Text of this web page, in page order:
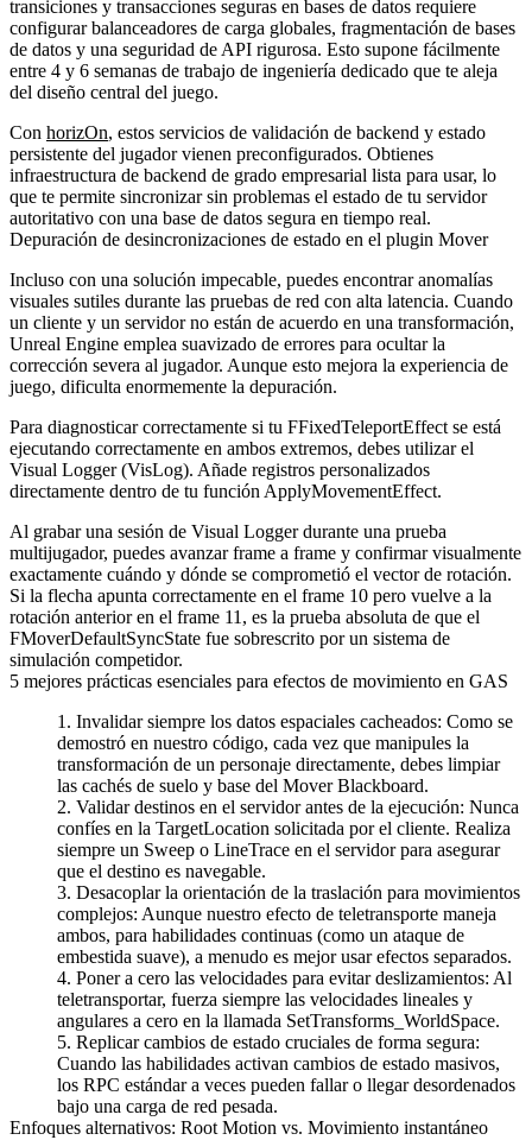
transiciones y transacciones seguras en bases de datos requiere
configurar balanceadores de carga globales, fragmentación de bases
de datos y una seguridad de API rigurosa. Esto supone fácilmente
entre 4 y 6 semanas de trabajo de ingeniería dedicado que te aleja
del diseño central del juego.
Con horizOn, estos servicios de validación de backend y estado
persistente del jugador vienen preconfigurados. Obtienes
infraestructura de backend de grado empresarial lista para usar, lo
que te permite sincronizar sin problemas el estado de tu servidor
autoritativo con una base de datos segura en tiempo real.
Depuración de desincronizaciones de estado en el plugin Mover
Incluso con una solución impecable, puedes encontrar anomalías
visuales sutiles durante las pruebas de red con alta latencia. Cuando
un cliente y un servidor no están de acuerdo en una transformación,
Unreal Engine emplea suavizado de errores para ocultar la
corrección severa al jugador. Aunque esto mejora la experiencia de
juego, dificulta enormemente la depuración.
Para diagnosticar correctamente si tu FFixedTeleportEffectse está
ejecutando correctamente en ambos extremos, debes utilizar el
Visual Logger (VisLog). Añade registros personalizados
directamente dentro de tu funciónApplyMovementEffect.
Al grabar una sesión de Visual Logger durante una prueba
multijugador, puedes avanzar frame a frame y confirmar visualmente
exactamente cuándo y dónde se comprometió el vector de rotación.
Si la flecha apunta correctamente en el frame 10 pero vuelve a la
rotación anterior en el frame 11, es la prueba absoluta de que el
FMoverDefaultSyncState fue sobrescrito por un sistema de
simulación competidor.
5 mejores prácticas esenciales para efectos de movimiento en GAS
Invalidar siempre los datos espaciales cacheados: Como se
demostró en nuestro código, cada vez que manipules la
transformación de un personaje directamente, debes limpiar
las cachés de suelo y base del Mover Blackboard.
Validar destinos en el servidor antes de la ejecución: Nunca
confíes en la TargetLocation solicitada por el cliente. Realiza
siempre un Sweep o LineTrace en el servidor para asegurar
que el destino es navegable.
Desacoplar la orientación de la traslación para movimientos
complejos: Aunque nuestro efecto de teletransporte maneja
ambos, para habilidades continuas (como un ataque de
embestida suave), a menudo es mejor usar efectos separados.
Poner a cero las velocidades para evitar deslizamientos: Al
teletransportar, fuerza siempre las velocidades lineales y
angulares a cero en la llamada SetTransforms_WorldSpace.
Replicar cambios de estado cruciales de forma segura:
Cuando las habilidades activan cambios de estado masivos,
los RPC estándar a veces pueden fallar o llegar desordenados
bajo una carga de red pesada.
Enfoques alternativos: Root Motion vs. Movimiento instantáneo